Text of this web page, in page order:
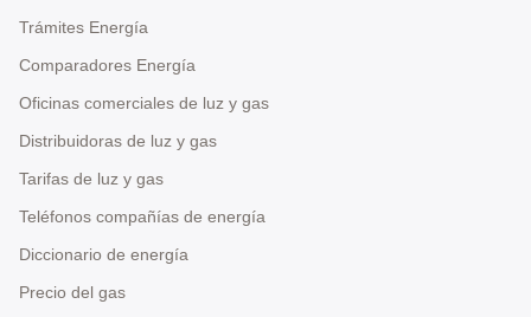
Trámites Energía
Comparadores Energía
Oficinas comerciales de luz y gas
Distribuidoras de luz y gas
Tarifas de luz y gas
Teléfonos compañías de energía
Diccionario de energía
Precio del gas